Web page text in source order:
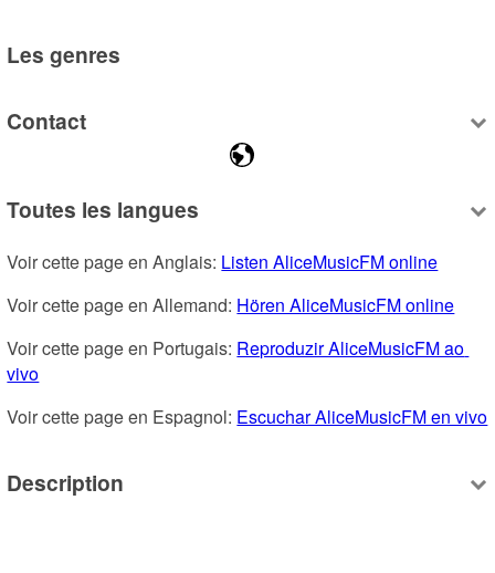
Les genres
Contact
Toutes les langues
Voir cette page en Anglais: Listen AliceMusicFM online
Voir cette page en Allemand: Hören AliceMusicFM online
Voir cette page en Portugais: Reproduzir AliceMusicFM ao
vivo
Voir cette page en Espagnol: Escuchar AliceMusicFM en vivo
Description